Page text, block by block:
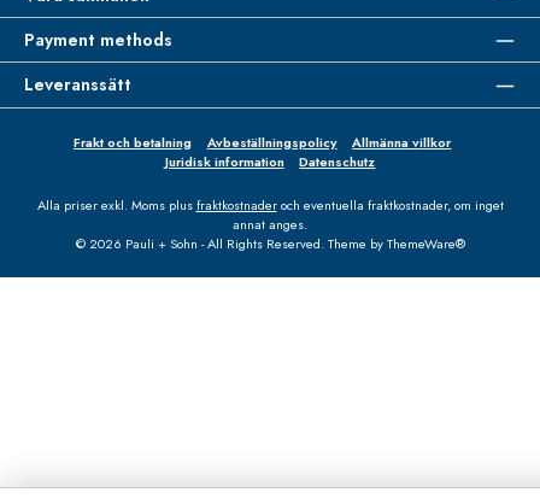
Payment methods
Leveranssätt
Frakt och betalning Avbeställningspolicy
Allmänna villkor
Juridisk information
Datenschutz
Alla priser exkl. Moms plusfraktkostnaderoch eventuella fraktkostnader, om inget
annat anges.
© 2026 Pauli + Sohn - All Rights Reserved. Theme byThemeWare®